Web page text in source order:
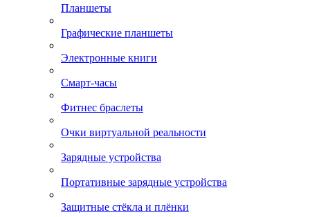
Планшеты
Графические планшеты
Электронные книги
Смарт-часы
Фитнес браслеты
Очки виртуальной реальности
Зарядные устройства
Портативные зарядные устройства
Защитные стёкла и плёнки